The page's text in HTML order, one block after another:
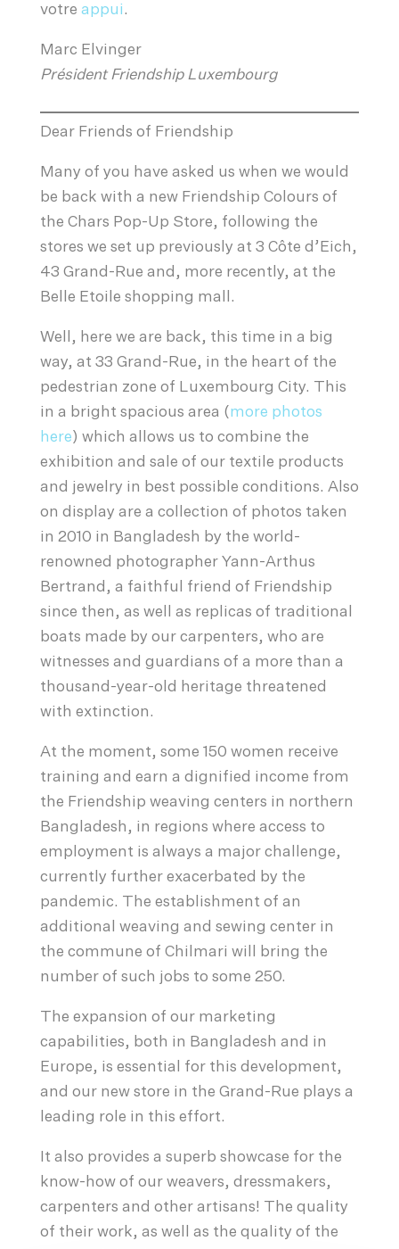
votre appui.
Marc Elvinger
Président Friendship Luxembourg
Dear Friends of Friendship
Many of you have asked us when we would
be back with a new Friendship Colours of
the Chars Pop-Up Store, following the
stores we set up previously at 3 Côte d’Eich,
43 Grand-Rue and, more recently, at the
Belle Etoile shopping mall.
Well, here we are back, this time in a big
way, at 33 Grand-Rue, in the heart of the
pedestrian zone of Luxembourg City. This
in a bright spacious area (more photos
here) which allows us to combine the
exhibition and sale of our textile products
and jewelry in best possible conditions. Also
on display are a collection of photos taken
in 2010 in Bangladesh by the world-
renowned photographer Yann-Arthus
Bertrand, a faithful friend of Friendship
since then, as well as replicas of traditional
boats made by our carpenters, who are
witnesses and guardians of a more than a
thousand-year-old heritage threatened
with extinction.
At the moment, some 150 women receive
training and earn a dignified income from
the Friendship weaving centers in northern
Bangladesh, in regions where access to
employment is always a major challenge,
currently further exacerbated by the
pandemic. The establishment of an
additional weaving and sewing center in
the commune of Chilmari will bring the
number of such jobs to some 250.
The expansion of our marketing
capabilities, both in Bangladesh and in
Europe, is essential for this development,
and our new store in the Grand-Rue plays a
leading role in this effort.
It also provides a superb showcase for the
know-how of our weavers, dressmakers,
carpenters and other artisans! The quality
of their work, as well as the quality of the